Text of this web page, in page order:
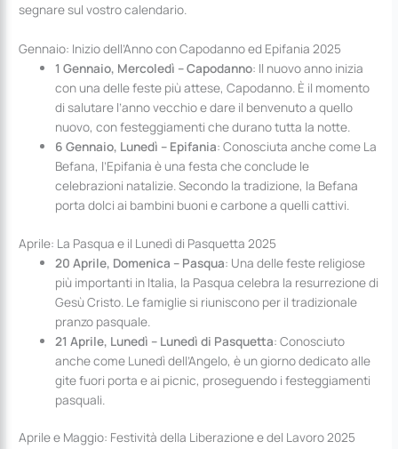
segnare sul vostro calendario.
Gennaio: Inizio dell’Anno con Capodanno ed Epifania 2025
1 Gennaio, Mercoledì – Capodanno: Il nuovo anno inizia
con una delle feste più attese, Capodanno. È il momento
di salutare l’anno vecchio e dare il benvenuto a quello
nuovo, con festeggiamenti che durano tutta la notte.
6 Gennaio, Lunedì – Epifania: Conosciuta anche come La
Befana, l’Epifania è una festa che conclude le
celebrazioni natalizie. Secondo la tradizione, la Befana
porta dolci ai bambini buoni e carbone a quelli cattivi.
Aprile: La Pasqua e il Lunedì di Pasquetta 2025
20 Aprile, Domenica – Pasqua: Una delle feste religiose
più importanti in Italia, la Pasqua celebra la resurrezione di
Gesù Cristo. Le famiglie si riuniscono per il tradizionale
pranzo pasquale.
21 Aprile, Lunedì – Lunedì di Pasquetta: Conosciuto
anche come Lunedì dell’Angelo, è un giorno dedicato alle
gite fuori porta e ai picnic, proseguendo i festeggiamenti
pasquali.
Aprile e Maggio: Festività della Liberazione e del Lavoro 2025